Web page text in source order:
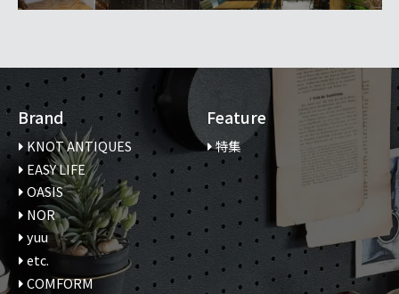
Brand
KNOT ANTIQUES
EASY LIFE
OASIS
NOR
yuu
etc.
COMFORM
Feature
特集